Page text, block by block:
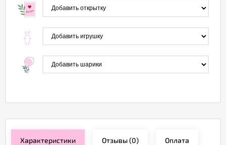
Характеристики Отзывы(0) Оплата